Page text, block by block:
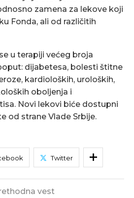
zamena za lekove koji
Fonda, ali od različitih
u terapiji većeg broja
dijabetesa, bolesti štitne
kardioloških, uroloških,
oboljenja i
Novi lekovi biće dostupni
od strane Vlade Srbije.
Twitter
vest